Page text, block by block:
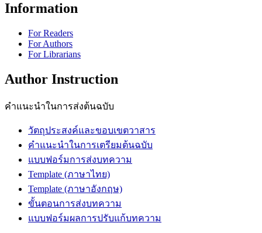
Information
For Readers
For Authors
For Librarians
Author Instruction
คำแนะนำในการส่งต้นฉบับ
วัตถุประสงค์และขอบเขตวาสาร
คำแนะนำในการเตรียมต้นฉบับ
แบบฟอร์มการส่งบทความ
Template (ภาษาไทย)
Template (ภาษาอังกฤษ)
ขั้นตอนการส่งบทความ
แบบฟอร์มผลการปรับแก้บทความ